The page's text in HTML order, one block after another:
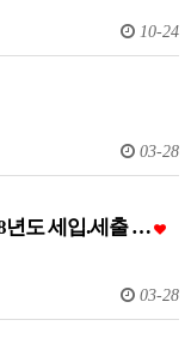
10-24
03-28
년도 세입.세출 …
03-28